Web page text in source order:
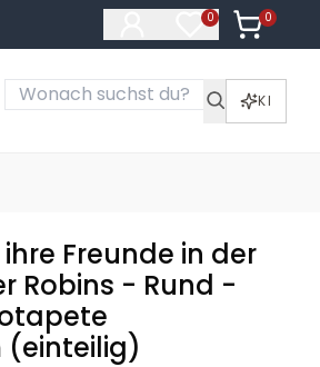
0
Artikel im
0
Artikel
KI
Freunde in der
Robins - Rund -
(einteilig)